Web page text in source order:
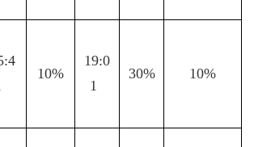
10%
19:0
1
30% 10%